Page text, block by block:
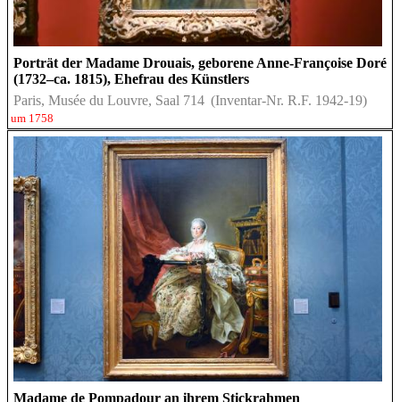
Porträt der Madame Drouais, geborene Anne-Françoise Doré
(1732–ca. 1815), Ehefrau des Künstlers
Paris, Musée du Louvre, Saal 714 (Inventar-Nr. R.F. 1942-19)
um 1758
Madame de Pompadour an ihrem Stickrahmen